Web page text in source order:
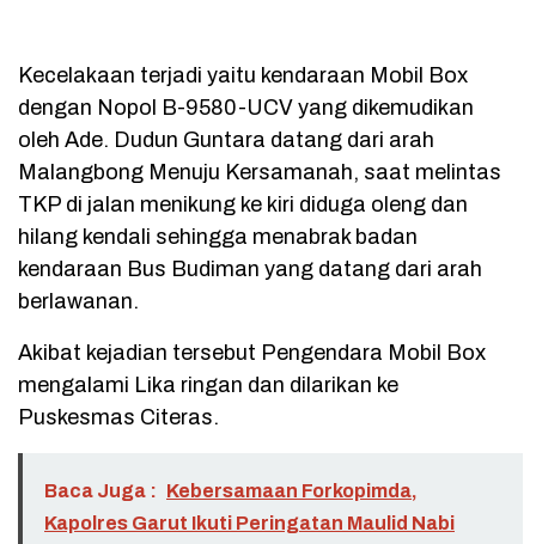
Kecelakaan terjadi yaitu kendaraan Mobil Box
dengan Nopol B-9580-UCV yang dikemudikan
oleh Ade. Dudun Guntara datang dari arah
Malangbong Menuju Kersamanah, saat melintas
TKP di jalan menikung ke kiri diduga oleng dan
hilang kendali sehingga menabrak badan
kendaraan Bus Budiman yang datang dari arah
berlawanan.
Akibat kejadian tersebut Pengendara Mobil Box
mengalami Lika ringan dan dilarikan ke
Puskesmas Citeras.
Baca Juga : Kebersamaan Forkopimda,
Kapolres Garut Ikuti Peringatan Maulid Nabi